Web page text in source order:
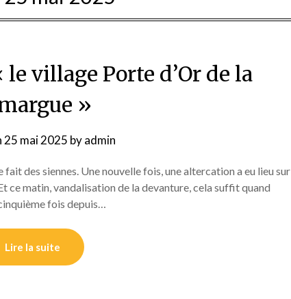
village Porte d’Or de la
»
25 mai 2025 byadmin
des siennes. Une nouvelle fois, une altercation a eu lieu sur
ce matin, vandalisation de la devanture, cela suffit quand
fois depuis…
Lire la suite